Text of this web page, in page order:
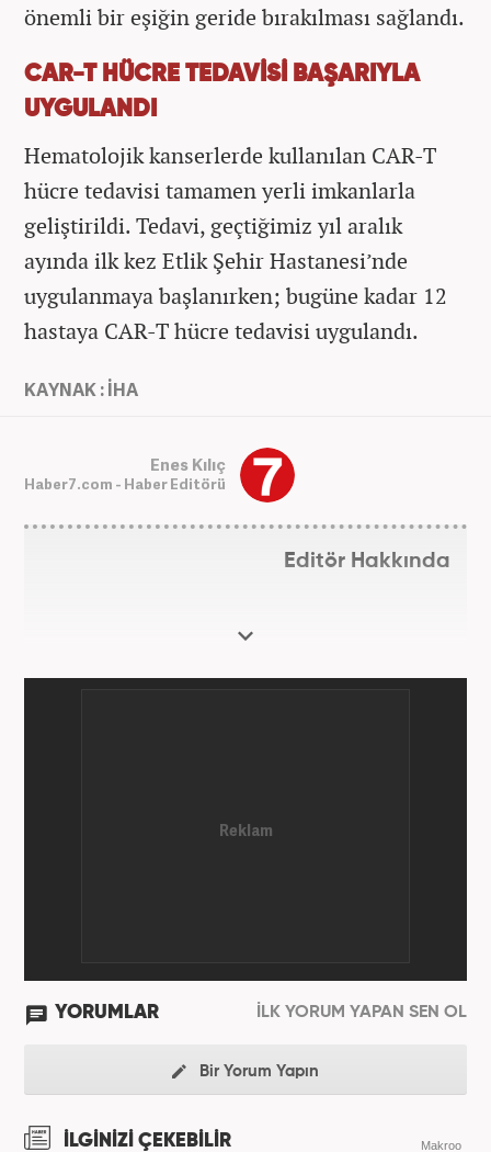
önemli bir eşiğin geride bırakılması sağlandı.
CAR-T HÜCRE TEDAVİSİ BAŞARIYLA
UYGULANDI
Hematolojik kanserlerde kullanılan CAR-T
hücre tedavisi tamamen yerli imkanlarla
geliştirildi. Tedavi, geçtiğimiz yıl aralık
ayında ilk kez Etlik Şehir Hastanesi’nde
uygulanmaya başlanırken; bugüne kadar 12
hastaya CAR-T hücre tedavisi uygulandı.
KAYNAK : İHA
Enes Kılıç
Haber7.com - Haber Editörü
Editör Hakkında
YORUMLAR İLK YORUM YAPAN SEN OL
Bir Yorum Yapın
İLGİNİZİ ÇEKEBİLİR Makroo